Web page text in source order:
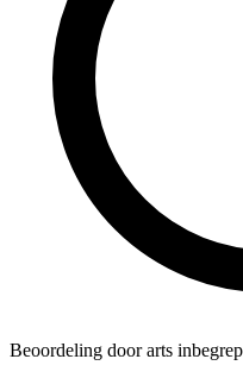
Beoordeling door arts